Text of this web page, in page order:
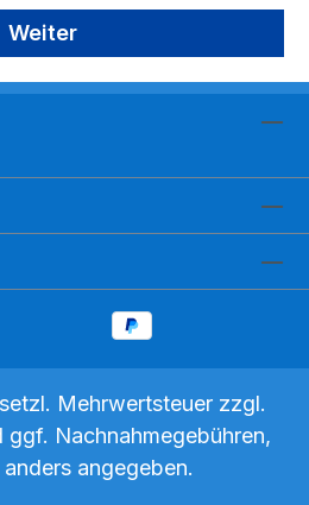
Weiter
Mehrwertsteuer zzgl.
ggf. Nachnahmegebühren,
angegeben.